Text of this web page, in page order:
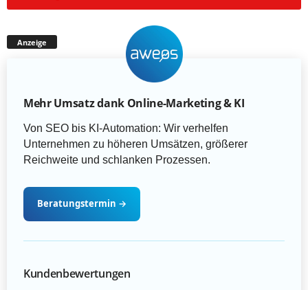
Anzeige
Mehr Umsatz dank Online-Marketing & KI
Von SEO bis KI-Automation: Wir verhelfen
Unternehmen zu höheren Umsätzen, größerer
Reichweite und schlanken Prozessen.
Beratungstermin →
Kundenbewertungen